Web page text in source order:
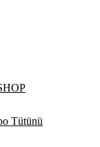
Tütünü